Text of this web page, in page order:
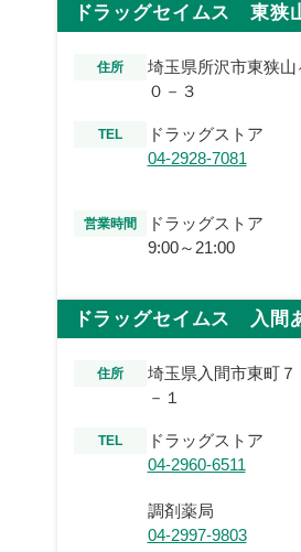
ドラッグセイムス 東狭
住所
埼玉県所沢市東狭山
０－３
TEL
ドラッグストア
04-2928-7081
営業時間
ドラッグストア
9:00～21:00
ドラッグセイムス 入間
住所
埼玉県入間市東町７
－１
TEL
ドラッグストア
04-2960-6511
調剤薬局
04-2997-9803